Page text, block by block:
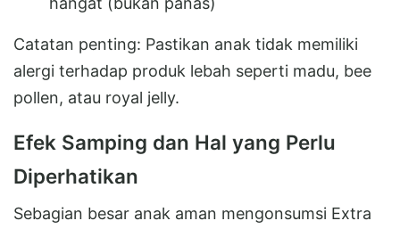
Catatan penting: Pastikan anak tidak memiliki
alergi terhadap produk lebah seperti madu, bee
pollen, atau royal jelly.
Efek Samping dan Hal yang Perlu
Diperhatikan
Sebagian besar anak aman mengonsumsi Extra